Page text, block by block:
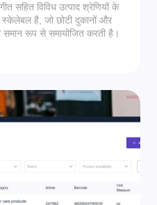
सहित विविध उत्पाद श्रेणियों के
है, जो छोटी दुकानों और
रूप से समायोजित करती है।